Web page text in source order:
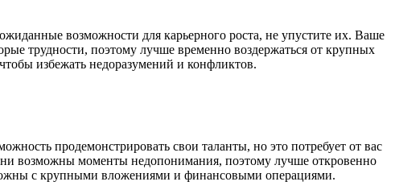
возможности для карьерного роста, не упустите их. Ваше
трудности, поэтому лучше временно воздержаться от крупных
избежать недоразумений и конфликтов.
продемонстрировать свои таланты, но это потребует от вас
возможны моменты недопонимания, поэтому лучше откровенно
с крупными вложениями и финансовыми операциями.